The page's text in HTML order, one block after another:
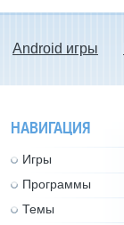
Android игры
НАВИГАЦИЯ
Игры
Программы
Темы